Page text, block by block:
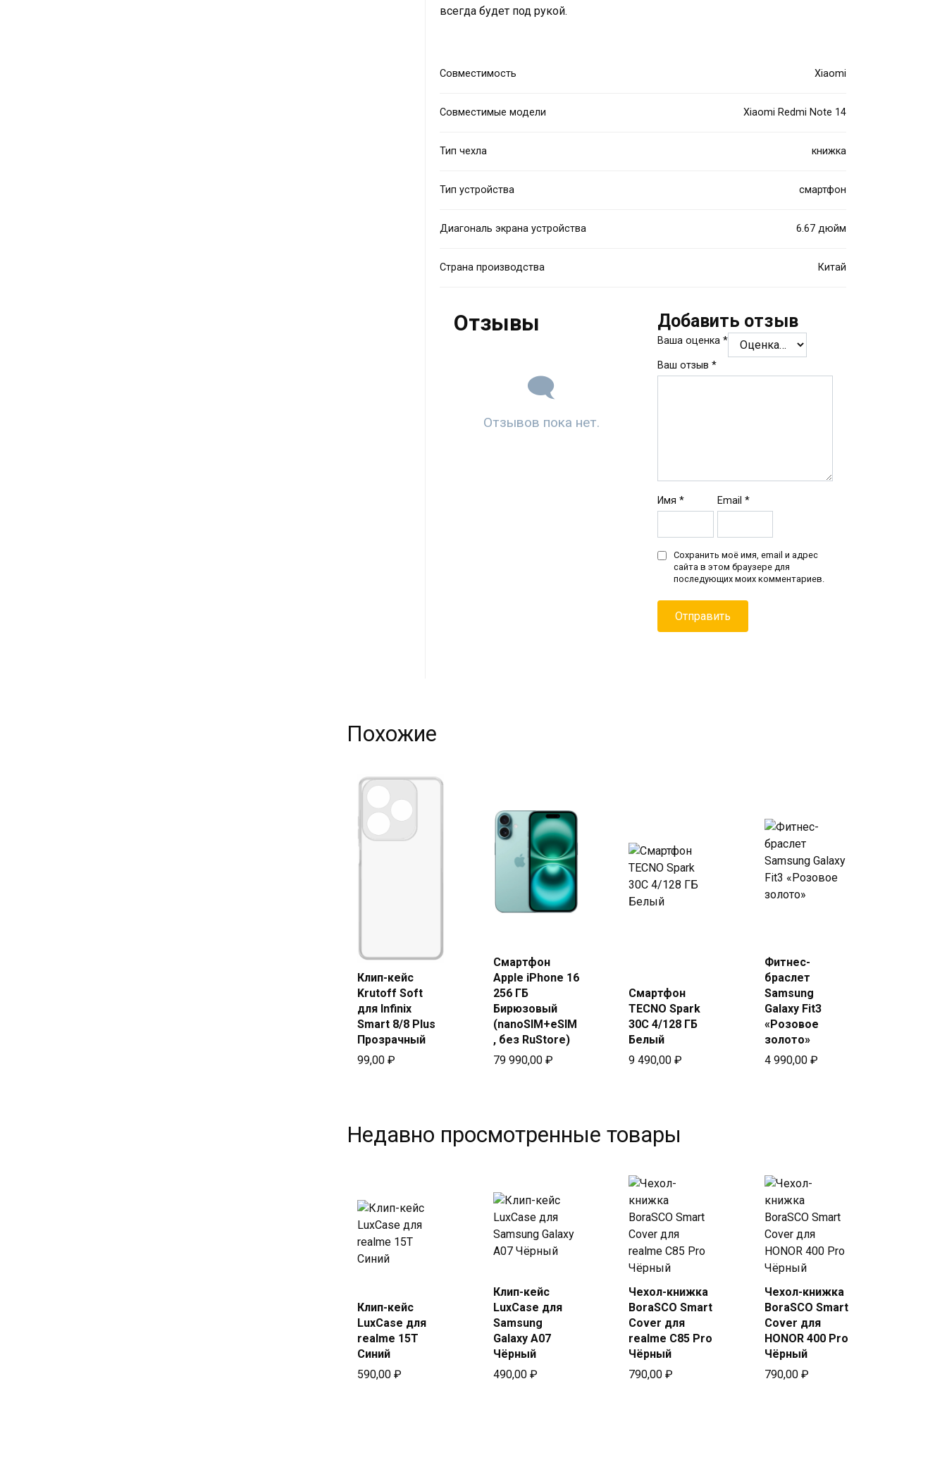
всегда будет под рукой.
Совместимость Xiaomi
Совместимые модели Xiaomi Redmi Note 14
Тип чехла книжка
Тип устройства смартфон
Диагональ экрана устройства 6.67 дюйм
Страна производства Китай
Отзывы
Отзывов пока нет.
Добавить отзыв
Ваша оценка*
Ваш отзыв*
Имя* Email *
Сохранить моё имя, email и адрес
сайта в этом браузере для
последующих моих комментариев.
Похожие
Купить
в Beeline
Клип-кейс
Krutoff Soft
для Infinix
Smart 8/8 Plus
Прозрачный
99,00 ₽
в Beeline
Смартфон
Apple iPhone 16
256 ГБ
Бирюзовый
(nanoSIM+eSIM
, без RuStore)
79 990,00 ₽
Смартфон
TECNO Spark
30C 4/128 ГБ
Белый
9 490,00 ₽
Фитнес-
браслет
Samsung
Galaxy Fit3
«Розовое
золото»
4 990,00 ₽
Недавно просмотренные товары
в Beeline
Клип-кейс
LuxCase для
realme 15T
Синий
590,00 ₽
Купить
в Beeline
Клип-кейс
LuxCase для
Samsung
Galaxy A07
Чёрный
490,00 ₽
Купить
в Beeline
Чехол-книжка
BoraSCO Smart
Cover для
realme C85 Pro
Чёрный
790,00 ₽
Купить
в Beeline
Чехол-книжка
BoraSCO Smart
Cover для
HONOR 400 Pro
Чёрный
790,00 ₽